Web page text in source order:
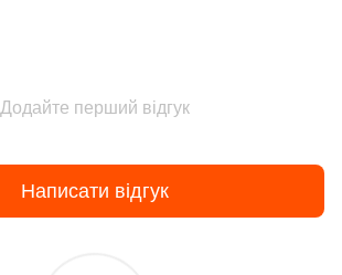
Додайте перший відгук
Написати відгук